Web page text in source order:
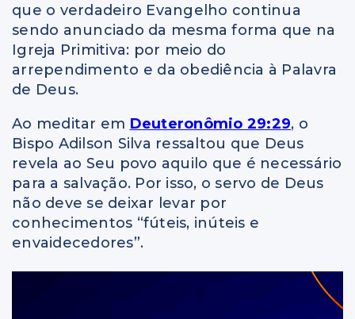
que o verdadeiro Evangelho continua
sendo anunciado da mesma forma que na
Igreja Primitiva: por meio do
arrependimento e da obediência à Palavra
de Deus.
Ao meditar em Deuteronômio 29:29, o
Bispo Adilson Silva ressaltou que Deus
revela ao Seu povo aquilo que é necessário
para a salvação. Por isso, o servo de Deus
não deve se deixar levar por
conhecimentos “fúteis, inúteis e
envaidecedores”.